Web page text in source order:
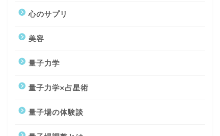
心のサプリ
美容
量子力学
量子力学×占星術
量子場の体験談